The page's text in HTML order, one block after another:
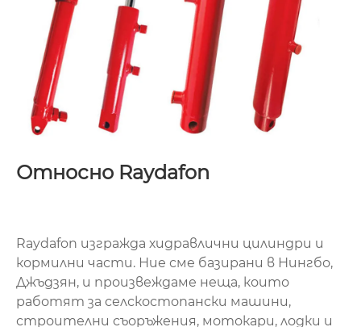
Относно Raydafon
Raydafon изгражда хидравлични цилиндри и
кормилни части. Ние сме базирани в Нингбо,
Джъдзян, и произвеждаме неща, които
работят за селскостопански машини,
строителни съоръжения, мотокари, лодки и